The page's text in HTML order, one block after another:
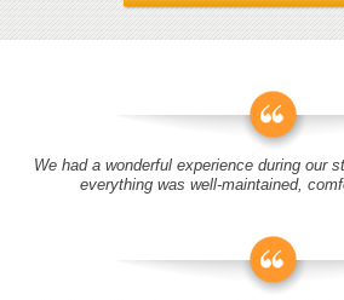
We had a wonderful experience during our
everything was well-maintained,